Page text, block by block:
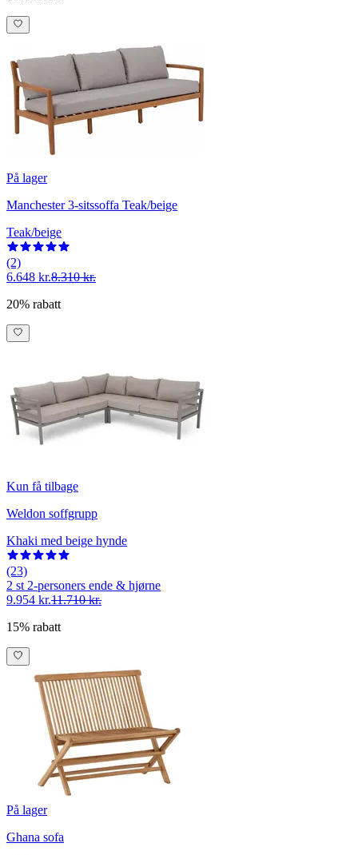
På lager
Manchester 3-sitssoffa Teak/beige
Teak/beige
(2)
6.648 kr.8.310 kr.
20% rabatt
Kun få tilbage
Weldon soffgrupp
Khaki med beige hynde
(23)
2 st 2-personers ende & hjørne
9.954 kr.11.710 kr.
15% rabatt
På lager
Ghana sofa